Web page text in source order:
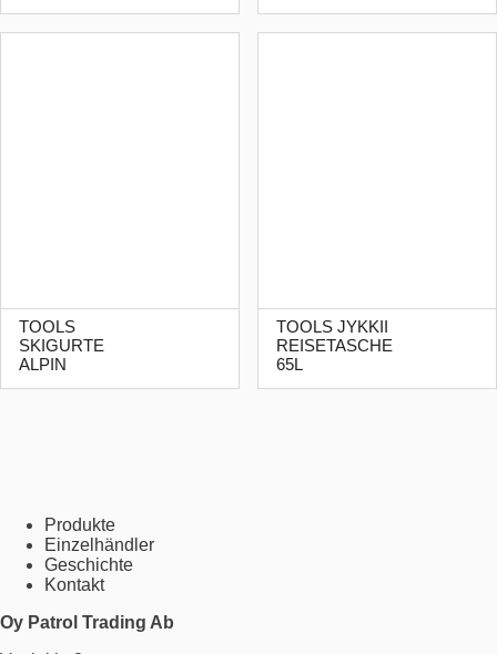
TOOLS
SKIGURTE
ALPIN
TOOLS JYKKII
REISETASCHE
65L
Produkte
Einzelhändler
Geschichte
Kontakt
Oy Patrol Trading Ab